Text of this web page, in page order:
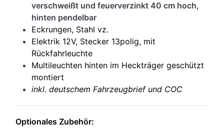
verschweißt und feuerverzinkt 40 cm hoch,
hinten pendelbar
Eckrungen, Stahl vz.
Elektrik 12V, Stecker 13polig, mit
Rückfahrleuchte
Multileuchten hinten im Heckträger geschützt
montiert
inkl. deutschem Fahrzeugbrief und COC
Optionales Zubehör: